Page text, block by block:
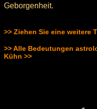
Geborgenheit.
>> Ziehen Sie eine weitere
>> Alle Bedeutungen
Kühn >>